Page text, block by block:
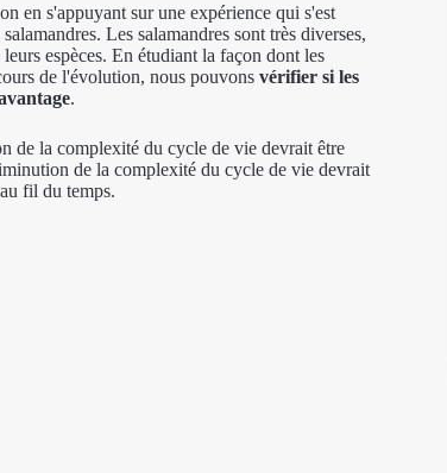
en s'appuyant sur une expérience qui s'est
Les salamandres sont très diverses,
espèces. En étudiant la façon dont les
de l'évolution, nous pouvons vérifier si les
.
de la complexité du cycle de vie devrait être
de la complexité du cycle de vie devrait
fil du temps.